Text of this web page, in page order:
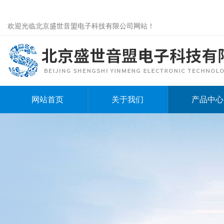
欢迎光临北京盛世音盟电子科技有限公司网站！
网站首页 关于我们 产品中心